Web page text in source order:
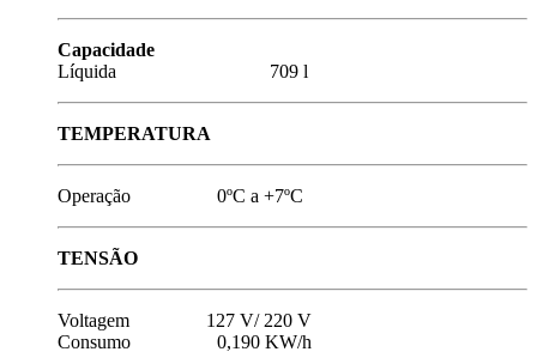
Capacidade
Líquida 709 l
TEMPERATURA
Operação 0ºC a +7ºC
TENSÃO
Voltagem 127 V/ 220 V
Consumo 0,190 KW/h